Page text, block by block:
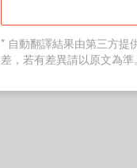
* 自動翻譯結果由第三方提
差，若有差異請以原文為準。